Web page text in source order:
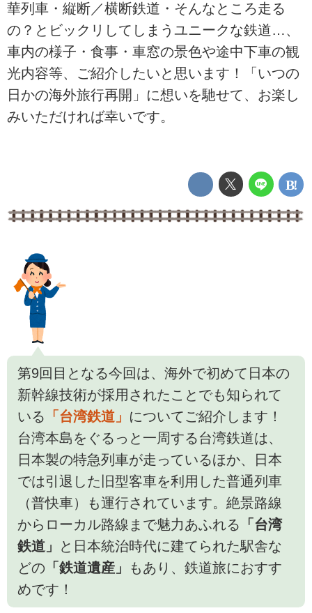
華列車・縦断／横断鉄道・そんなところ走る
の？とビックリしてしまうユニークな鉄道…、
車内の様子・食事・車窓の景色や途中下車の観
光内容等、ご紹介したいと思います！「いつの
日かの海外旅行再開」に想いを馳せて、お楽し
みいただければ幸いです。
第9回目となる今回は、海外で初めて日本の
新幹線技術が採用されたことでも知られて
いる 「台湾鉄道」 についてご紹介します！
台湾本島をぐるっと一周する台湾鉄道は、
日本製の特急列車が走っているほか、日本
では引退した旧型客車を利用した普通列車
（普快車）も運行されています。絶景路線
からローカル路線まで魅力あふれる 「台湾
鉄道」
と日本統治時代に建てられた駅舎な
どの 「鉄道遺産」
もあり、鉄道旅におすす
めです！